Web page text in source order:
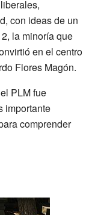
con ideas de un
la minoría que
en el centro
Flores Magón.
PLM fue
importante
comprender